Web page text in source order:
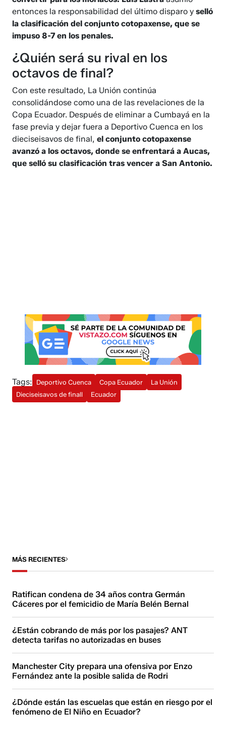
entonces la responsabilidad del último disparo yselló
la clasificación del conjunto cotopaxense, que se
impuso 8-7 en los penales.
¿Quién será su rival en los
octavos de final?
Con este resultado, La Unión continúa
consolidándose como una de las revelaciones de la
Copa Ecuador. Después de eliminar a Cumbayá en la
fase previa y dejar fuera a Deportivo Cuenca en los
dieciseisavos de final,el conjunto cotopaxense
avanzó a los octavos, donde se enfrentará a Aucas,
que selló su clasificación tras vencer a San Antonio.
Tags: Deportivo Cuenca Copa Ecuador
La Unión
Dieciseisavos de finall
Ecuador
MÁS RECIENTES
Ratifican condena de 34 años contra Germán
Cáceres por el femicidio de María Belén Bernal
¿Están cobrando de más por los pasajes? ANT
detecta tarifas no autorizadas en buses
Manchester City prepara una ofensiva por Enzo
Fernández ante la posible salida de Rodri
¿Dónde están las escuelas que están en riesgo por el
fenómeno de El Niño en Ecuador?